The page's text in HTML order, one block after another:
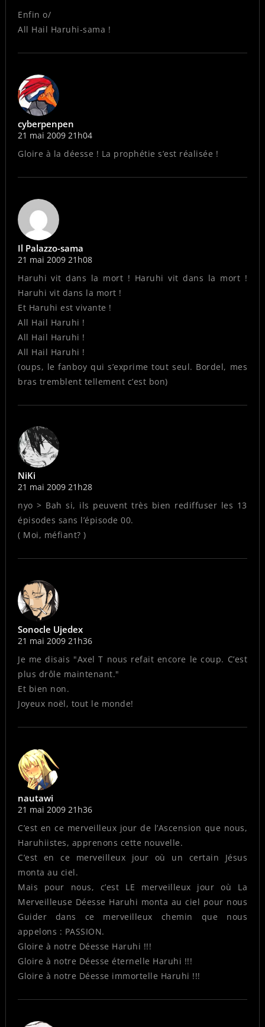
Enfin o/
All Hail Haruhi-sama !
cyberpenpen
21 mai 2009 21h04
Gloire à la déesse ! La prophétie s’est réalisée !
Il Palazzo-sama
21 mai 2009 21h08
Haruhi vit dans la mort ! Haruhi vit dans la mort !
Haruhi vit dans la mort !
Et Haruhi est vivante !
All Hail Haruhi !
All Hail Haruhi !
All Hail Haruhi !
(oups, le fanboy qui s’exprime tout seul. Bordel, mes
bras tremblent tellement c’est bon)
NiKi
21 mai 2009 21h28
nyo > Bah si, ils peuvent très bien rediffuser les 13
épisodes sans l’épisode 00.
( Moi, méfiant? )
Sonocle Ujedex
21 mai 2009 21h36
Je me disais "Axel T nous refait encore le coup. C’est
plus drôle maintenant."
Et bien non.
Joyeux noël, tout le monde!
nautawi
21 mai 2009 21h36
C’est en ce merveilleux jour de l’Ascension que nous,
Haruhiistes, apprenons cette nouvelle.
C’est en ce merveilleux jour où un certain Jésus
monta au ciel.
Mais pour nous, c’est LE merveilleux jour où La
Merveilleuse Déesse Haruhi monta au ciel pour nous
Guider dans ce merveilleux chemin que nous
appelons : PASSION.
Gloire à notre Déesse Haruhi !!!
Gloire à notre Déesse éternelle Haruhi !!!
Gloire à notre Déesse immortelle Haruhi !!!